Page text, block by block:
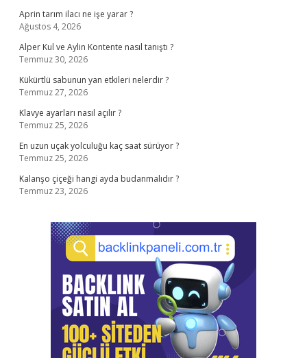
Aprin tarım ilacı ne işe yarar ?
Ağustos 4, 2026
Alper Kul ve Aylin Kontente nasıl tanıştı ?
Temmuz 30, 2026
Kükürtlü sabunun yan etkileri nelerdir ?
Temmuz 27, 2026
Klavye ayarları nasıl açılır ?
Temmuz 25, 2026
En uzun uçak yolculuğu kaç saat sürüyor ?
Temmuz 25, 2026
Kalanşo çiçeği hangi ayda budanmalıdır ?
Temmuz 23, 2026